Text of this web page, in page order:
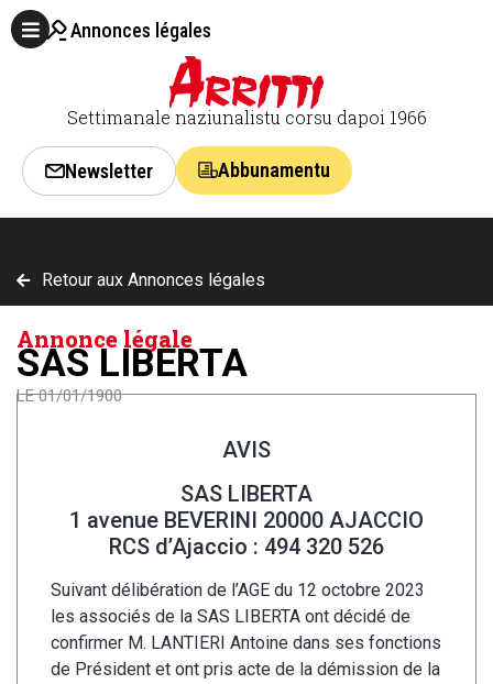
Annonces légales
Settimanale naziunalistu corsu dapoi 1966
Newsletter Abbunamentu
Retour aux Annonces légales
Annonce légale
SAS LIBERTA
LE 01/01/1900
AVIS
SAS LIBERTA
1 avenue BEVERINI 20000 AJACCIO
RCS d’Ajaccio : 494 320 526
Suivant délibération de l’AGE du 12 octobre 2023
les associés de la SAS LIBERTA ont décidé de
confirmer M. LANTIERI Antoine dans ses fonctions
de Président et ont pris acte de la démission de la